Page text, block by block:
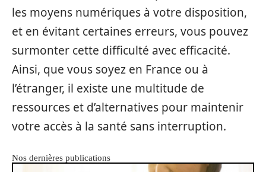
les moyens numériques à votre disposition,
et en évitant certaines erreurs, vous pouvez
surmonter cette difficulté avec efficacité.
Ainsi, que vous soyez en France ou à
l’étranger, il existe une multitude de
ressources et d’alternatives pour maintenir
votre accès à la santé sans interruption.
Nos dernières publications